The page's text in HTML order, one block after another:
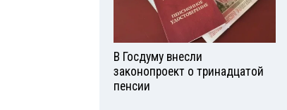
В Госдуму внесли
законопроект о тринадцатой
пенсии